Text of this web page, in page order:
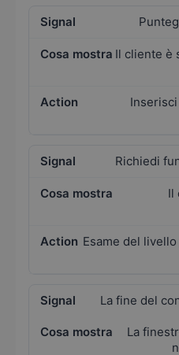
Il cliente è
Richiedi
Il
Esame del
La fine del
La